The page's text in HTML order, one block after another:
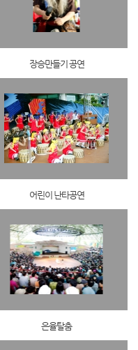
장승만들기 공연
어린이 난타공연
은율탈춤